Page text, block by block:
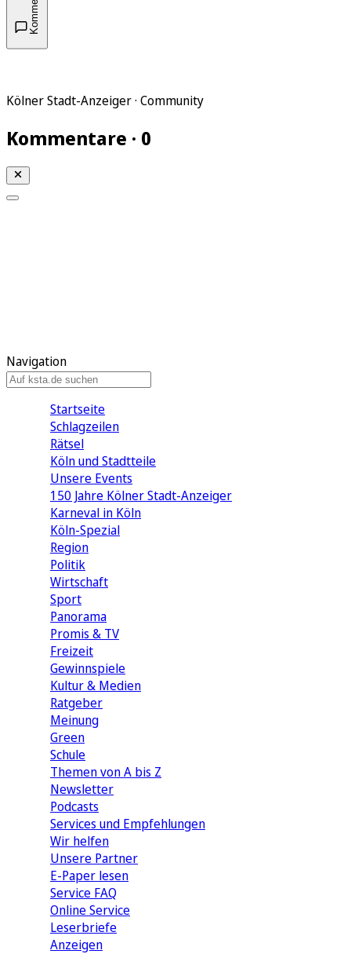
Kölner Stadt-Anzeiger · Community
Kommentare · 0
Navigation
Startseite
Schlagzeilen
Rätsel
Köln und Stadtteile
Unsere Events
150 Jahre Kölner Stadt-Anzeiger
Karneval in Köln
Köln-Spezial
Region
Politik
Wirtschaft
Sport
Panorama
Promis & TV
Freizeit
Gewinnspiele
Kultur & Medien
Ratgeber
Meinung
Green
Schule
Themen von A bis Z
Newsletter
Podcasts
Services und Empfehlungen
Wir helfen
Unsere Partner
E-Paper lesen
Service FAQ
Online Service
Leserbriefe
Anzeigen